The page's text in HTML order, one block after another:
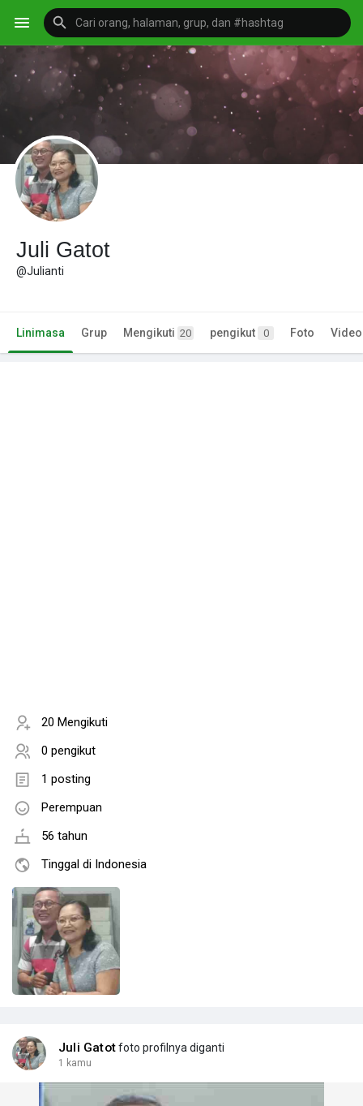
Juli Gatot
@Julianti
Linimasa Grup Mengikuti 20 pengikut 0 Foto Video
20 Mengikuti
0 pengikut
1 posting
Perempuan
56 tahun
Tinggal di Indonesia
Juli Gatotfoto profilnya diganti
1 kamu